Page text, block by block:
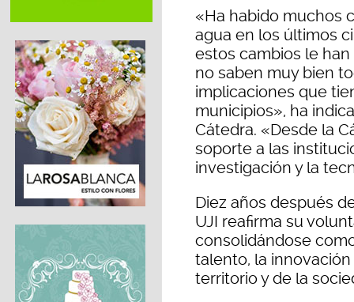
«Ha habido muchos
agua en los últimos
estos cambios le
no saben muy bien
implicaciones que
municipios», ha
Cátedra. «Desde la
soporte a las
investigación y la
Diez años después
UJI reafirma su
consolidándose
talento, la
territorio y de la